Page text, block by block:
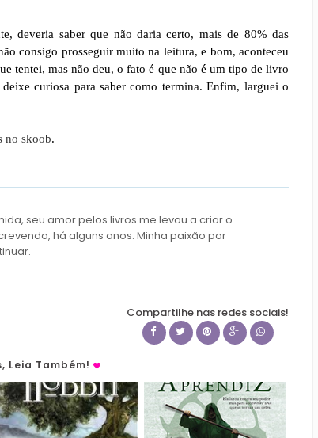
deveria saber que não daria certo, mais de 80% das
consigo prosseguir muito na leitura, e bom, aconteceu
tentei, mas não deu, o fato é que não é um tipo de livro
curiosa para saber como termina. Enfim, larguei o
no skoob.
seu amor pelos livros me levou a criar o
há alguns anos. Minha paixão por
Compartilhe nas redes sociais!
Leia Também!